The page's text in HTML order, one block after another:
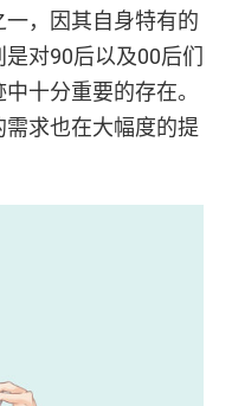
，因其自身特有的
对90后以及00后们
十分重要的存在。
求也在大幅度的提